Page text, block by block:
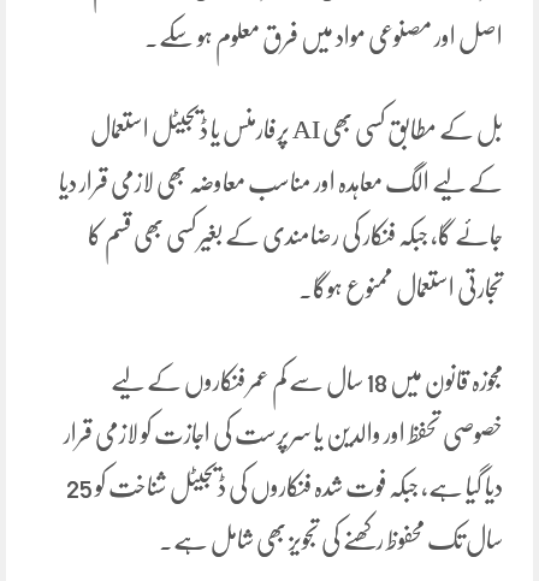
اصل اور مصنوعی مواد میں فرق معلوم ہو سکے۔
بل کے مطابق کسی بھی AI پرفارمنس یا ڈیجیٹل استعمال
کے لیے الگ معاہدہ اور مناسب معاوضہ بھی لازمی قرار دیا
جائے گا، جبکہ فنکار کی رضامندی کے بغیر کسی بھی قسم کا
تجارتی استعمال ممنوع ہوگا۔
مجوزہ قانون میں 18 سال سے کم عمر فنکاروں کے لیے
خصوصی تحفظ اور والدین یا سرپرست کی اجازت کو لازمی قرار
دیا گیا ہے، جبکہ فوت شدہ فنکاروں کی ڈیجیٹل شناخت کو 25
سال تک محفوظ رکھنے کی تجویز بھی شامل ہے۔